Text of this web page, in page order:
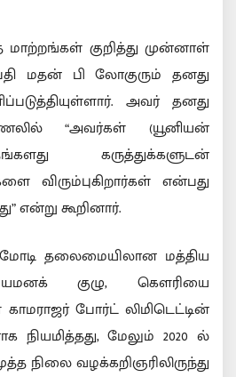
மாற்றங்கள் குறித்து முன்னாள்
மதன் பி லோகுரும் தனது
அவர் தனது
“அவர்கள் (யூனியன்
கருத்துக்களுடன்
விரும்புகிறார்கள் என்பது
என்று கூறினார்.
தலைமையிலான மத்திய
குழு, கௌரியை
போர்ட் லிமிடெட்டின்
நியமித்தது, மேலும் 2020 ல்
நிலை வழக்கறிஞரிலிருந்து